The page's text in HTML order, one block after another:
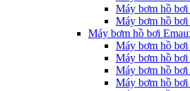
Máy bơm hồ
Máy bơm hồ
Máy bơm hồ bơi
Máy bơm hồ
Máy bơm hồ bơi
Máy bơm hồ
Máy bơm hồ bơi